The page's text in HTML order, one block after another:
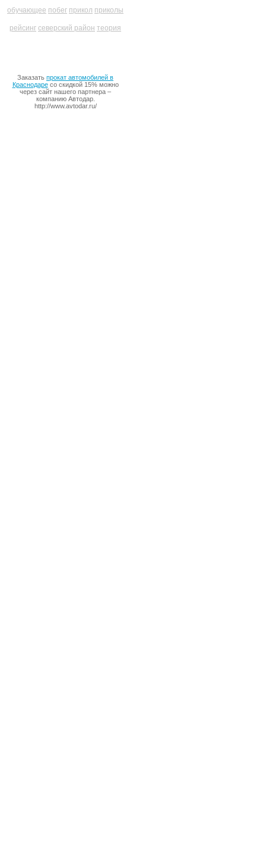
обучающее побег прикол приколы
рейсинг северский район теория
Заказать прокат автомобилей в
Краснодаресо скидкой 15% можно
через сайт нашего партнера –
компанию Автодар.
http://www.avtodar.ru/